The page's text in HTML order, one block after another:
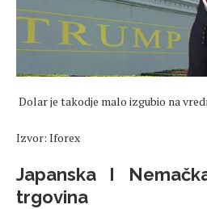
Dolar je takodje malo izgubio na
Izvor: Iforex
Japanska I
trgovina